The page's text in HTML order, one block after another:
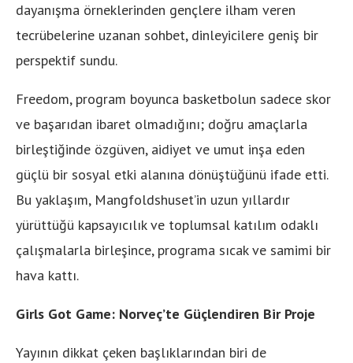
dayanışma örneklerinden gençlere ilham veren
tecrübelerine uzanan sohbet, dinleyicilere geniş bir
perspektif sundu.
Freedom, program boyunca basketbolun sadece skor
ve başarıdan ibaret olmadığını; doğru amaçlarla
birleştiğinde özgüven, aidiyet ve umut inşa eden
güçlü bir sosyal etki alanına dönüştüğünü ifade etti.
Bu yaklaşım, Mangfoldshuset’in uzun yıllardır
yürüttüğü kapsayıcılık ve toplumsal katılım odaklı
çalışmalarla birleşince, programa sıcak ve samimi bir
hava kattı.
Girls Got Game: Norveç’te Güçlendiren Bir Proje
Yayının dikkat çeken başlıklarından biri de